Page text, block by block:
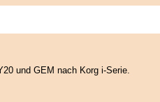
und GEM nach Korg i-Serie.